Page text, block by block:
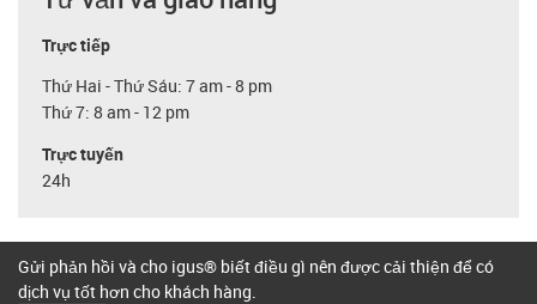
Trực tiếp
Thứ Hai - Thứ Sáu: 7 am - 8 pm
Thứ 7: 8 am - 12 pm
Trực tuyến
24h
Gửi phản hồi và cho igus® biết điều gì nên được cải thiện để có
dịch vụ tốt hơn cho khách hàng.